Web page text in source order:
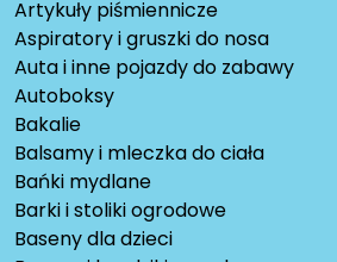
Artykuły piśmiennicze
Aspiratory i gruszki do nosa
Auta i inne pojazdy do zabawy
Autoboksy
Bakalie
Balsamy i mleczka do ciała
Bańki mydlane
Barki i stoliki ogrodowe
Baseny dla dzieci